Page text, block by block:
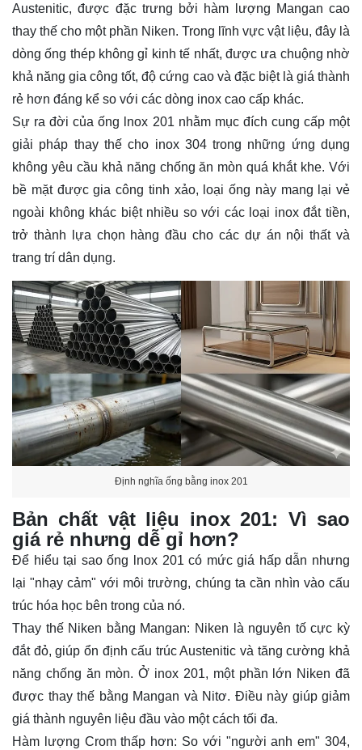
Austenitic, được đặc trưng bởi hàm lượng Mangan cao
thay thế cho một phần Niken. Trong lĩnh vực vật liệu, đây là
dòng ống thép không gỉ kinh tế nhất, được ưa chuộng nhờ
khả năng gia công tốt, độ cứng cao và đặc biệt là giá thành
rẻ hơn đáng kể so với các dòng inox cao cấp khác.
Sự ra đời của ống lnox 201 nhằm mục đích cung cấp một
giải pháp thay thế cho inox 304 trong những ứng dụng
không yêu cầu khả năng chống ăn mòn quá khắt khe. Với
bề mặt được gia công tinh xảo, loại ống này mang lại vẻ
ngoài không khác biệt nhiều so với các loại inox đắt tiền,
trở thành lựa chọn hàng đầu cho các dự án nội thất và
trang trí dân dụng.
Định nghĩa ống bằng inox 201
Bản chất vật liệu inox 201: Vì sao
giá rẻ nhưng dễ gỉ hơn?
Để hiểu tại sao ống lnox 201 có mức giá hấp dẫn nhưng
lại "nhạy cảm" với môi trường, chúng ta cần nhìn vào cấu
trúc hóa học bên trong của nó.
Thay thế Niken bằng Mangan: Niken là nguyên tố cực kỳ
đắt đỏ, giúp ổn định cấu trúc Austenitic và tăng cường khả
năng chống ăn mòn. Ở inox 201, một phần lớn Niken đã
được thay thế bằng Mangan và Nitơ. Điều này giúp giảm
giá thành nguyên liệu đầu vào một cách tối đa.
Hàm lượng Crom thấp hơn: So với "người anh em" 304,